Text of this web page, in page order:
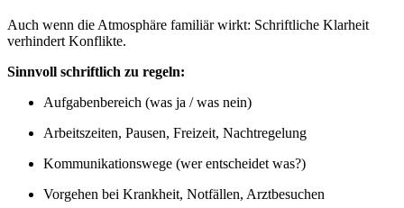
Auch wenn die Atmosphäre familiär wirkt: Schriftliche Klarheit
verhindert Konflikte.
Sinnvoll schriftlich zu regeln:
Aufgabenbereich (was ja / was nein)
Arbeitszeiten, Pausen, Freizeit, Nachtregelung
Kommunikationswege (wer entscheidet was?)
Vorgehen bei Krankheit, Notfällen, Arztbesuchen